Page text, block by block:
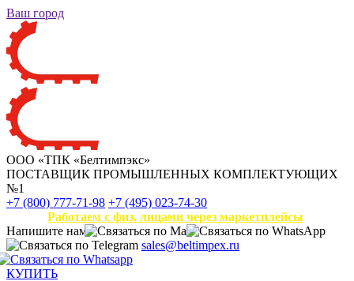
Ваш город
ООО «ТПК «Белтимпэкс»
ПОСТАВЩИК ПРОМЫШЛЕННЫХ КОМПЛЕКТУЮЩИХ
№1
+7 (800) 777-71-98 +7 (495) 023-74-30
Работаем с физ. лицами через маркетплейсы
Напишите нам
sales@beltimpex.ru
КУПИТЬ